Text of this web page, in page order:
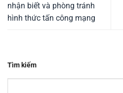
nhận biết và phòng tránh
hình thức tấn công mạng
Tìm kiếm